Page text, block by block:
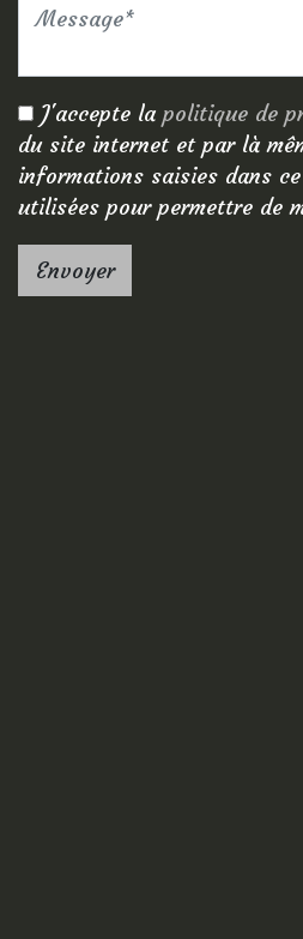
J'accepte la politique de
du site internet et par là
informations saisies dans
utilisées pour permettre de
Envoyer